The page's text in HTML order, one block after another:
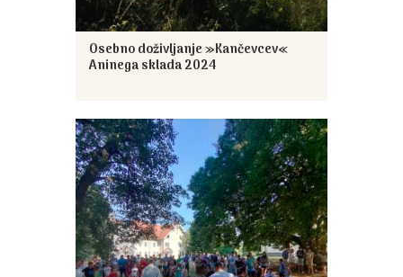
Osebno doživljanje »Kančevcev«
Aninega sklada 2024